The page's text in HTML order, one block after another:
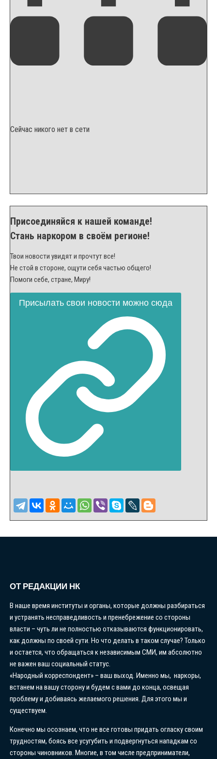
Сейчас никого нет в сети
Присоединяйся к нашей команде!
Стань наркором в своём регионе!
Твои новости увидят и прочтут все!
Не стой в стороне, ощути себя частью общего!
Помоги себе, стране, Миру!
Присылать свои новости можно сюда
ОТ РЕДАКЦИИ НК
В наше время институты и органы, которые должны разбираться
и устранять несправедливость и пренебрежение со стороны
власти – чуть ли не полностью отказываются функционировать,
как должны по своей сути. Но что делать в таком случае? Только
и остается, что обращаться к независимым СМИ, им абсолютно
не важен ваш социальный статус.
«Народный корреспондент» – ваш выход. Именно мы, наркоры,
встанем на вашу сторону и будем с вами до конца, освещая
проблему и добиваясь желаемого решения. Для этого мы и
существуем.
Конечно мы осознаем, что не все готовы придать огласку своим
трудностям, боясь все усугубить и подвергнуться нападкам со
стороны чиновников. Многие, в том числе предприниматели,